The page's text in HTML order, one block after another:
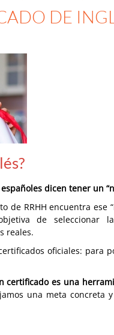
DE
dicen tener un
de RRHH encuentra ese
de seleccionar
reales.
oficiales: para
certificado es una
una meta concreta